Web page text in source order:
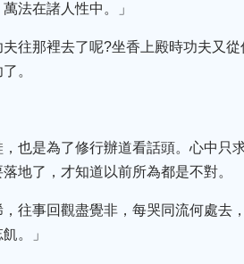
法在諸人性中。」
往那裡去了呢?坐香上殿時功夫又
。
也是為了修行辦道看話頭。心中只
地了，才知道以前所為都是不對。
往事回觀盡覺非，每哭同流何處去
。」